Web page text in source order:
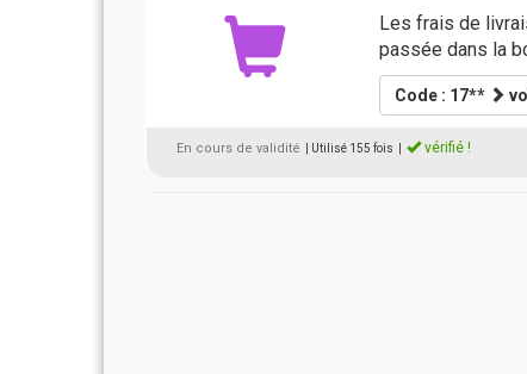
Les frais de
passée dans la
Code : 17**
En cours de validité | Utilisé 155 fois vérifié !